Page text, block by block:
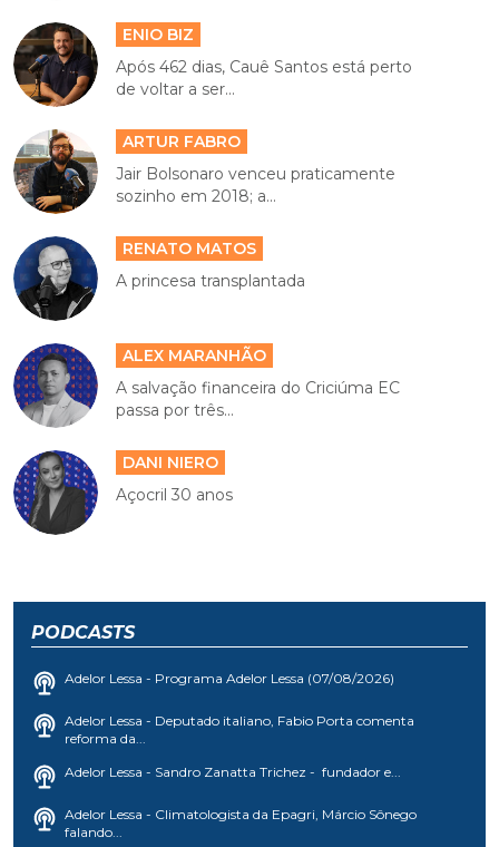
ENIO BIZ
Após 462 dias, Cauê Santos está perto
de voltar a ser...
ARTUR FABRO
Jair Bolsonaro venceu praticamente
sozinho em 2018; a...
RENATO MATOS
A princesa transplantada
ALEX MARANHÃO
A salvação financeira do Criciúma EC
passa por três...
DANI NIERO
Açocril 30 anos
PODCASTS
Adelor Lessa - Programa Adelor Lessa (07/08/2026)
Adelor Lessa - Deputado italiano, Fabio Porta comenta
reforma da...
Adelor Lessa - Sandro Zanatta Trichez - fundador e...
Adelor Lessa - Climatologista da Epagri, Márcio Sônego
falando...